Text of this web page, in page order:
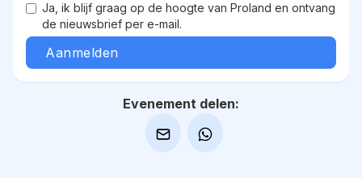
Ja, ik blijf graag op de hoogte van Proland en ontvang
de nieuwsbrief per e-mail.
Evenement delen: